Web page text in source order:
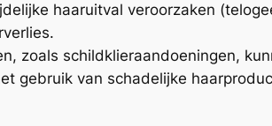
haaruitval veroorzaken
zoals schildklieraandoeningen,
gebruik van schadelijke